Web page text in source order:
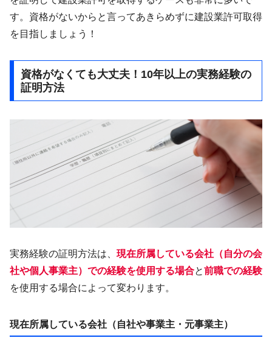
す。資格がないからと言ってあきらめずに建設業許可取得
を目指しましょう！
資格がなくても大丈夫！10年以上の実務経験の
証明方法
実務経験の証明方法は、 現在所属している会社（自分の会
社や個人事業主）での経験を使用する場合と前職での経験
を使用する場合によって変わります。
現在所属している会社（自社や事業主・元事業主）